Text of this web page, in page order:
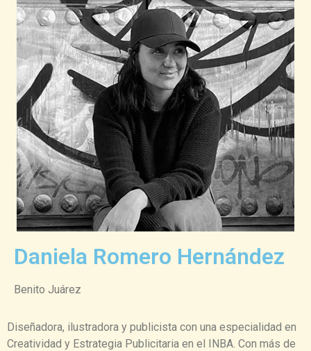
Daniela Romero Hernández
Benito Juárez
Diseñadora, ilustradora y publicista con una especialidad en
Creatividad y Estrategia Publicitaria en el INBA. Con más de